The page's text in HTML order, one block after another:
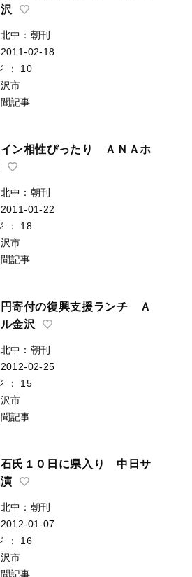
北中：朝刊
2011-02-18
：
10
市
記事
ン相性ぴったり ＡＮＡホ
北中：朝刊
2011-01-22
：
18
市
記事
寄付の復興支援ランチ Ａ
金沢
北中：朝刊
2012-02-25
：
15
市
記事
石氏１０日に県入り 中日サ
北中：朝刊
2012-01-07
：
16
市
記事